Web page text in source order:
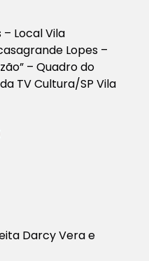
– Local Vila
Lopes –
– Quadro do
TV Cultura/SP Vila
Darcy Vera e